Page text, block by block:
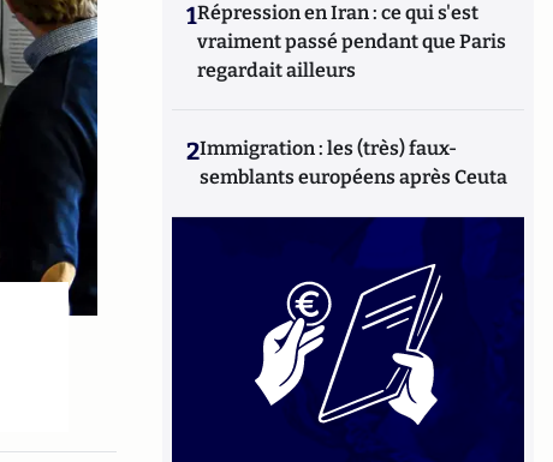
1Répression en Iran : ce qui s'est
vraiment passé pendant que Paris
regardait ailleurs
2Immigration : les (très) faux-
semblants européens après Ceuta